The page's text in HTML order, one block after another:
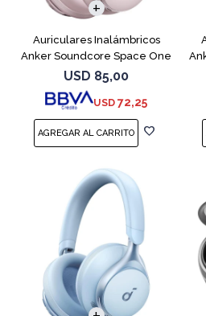
Auriculares Inalámbricos
Anker Soundcore Space One
ANC Rosa
USD 85,00
USD 72,25